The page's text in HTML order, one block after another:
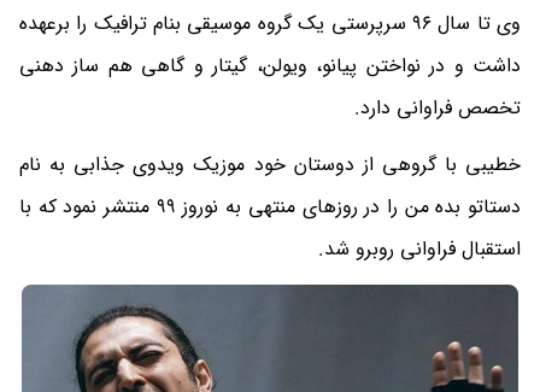
وی تا سال 96 سرپرستی یک گروه موسیقی بنام ترافیک را برعهده
داشت و در نواختن پیانو، ویولن، گیتار و گاهی هم ساز دهنی
تخصص فراوانی دارد.
خطیبی با گروهی از دوستان خود موزیک ویدوی جذابی به نام
دستاتو بده من را در روزهای منتهی به نوروز 99 منتشر نمود که با
استقبال فراوانی روبرو شد.